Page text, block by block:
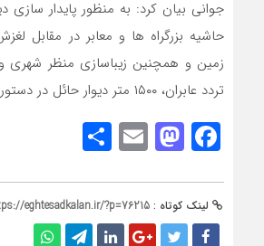
جوانی بیان کرد: به منظور پایدار سازی
حاشیه بزرگراه ها و معابر در مقابل
زمین و همچنین زیباسازی منظر شهری
تردد عابران، ۱۵۰۰ متر دیوار حائل در دستور کار قرار دارد.
Facebook
Mastodon
Email
لینک کوتاه : eghtesadkalan.ir/?p=76215